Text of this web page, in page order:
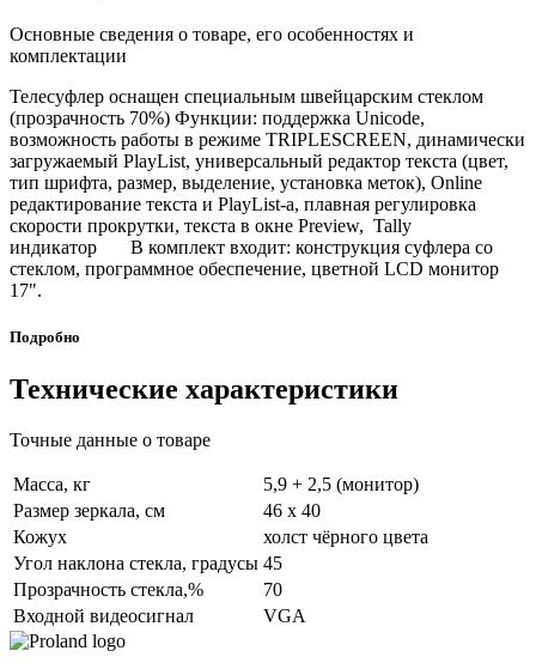
Основные сведения о товаре, его особенностях и
комплектации
Телесуфлер оснащен специальным швейцарским стеклом
(прозрачность 70%) Функции: поддержка Unicode,
возможность работы в режиме TRIPLESCREEN, динамически
загружаемый PlayList, универсальный редактор текста (цвет,
тип шрифта, размер, выделение, установка меток), Online
редактирование текста и PlayList-a, плавная регулировка
скорости прокрутки, текста в окне Preview, Tally
индикатор В комплект входит: конструкция cуфлера со
стеклом, программное обеспечение, цветной LCD монитор
17".
Подробно
Технические характеристики
Точные данные о товаре
Масса, кг
5,9 + 2,5 (монитор)
Размер зеркала, см
46 x 40
Кожух
холст чёрного цвета
Угол наклона стекла, градусы 45
Прозрачность стекла,%
70
Входной видеосигнал
VGA